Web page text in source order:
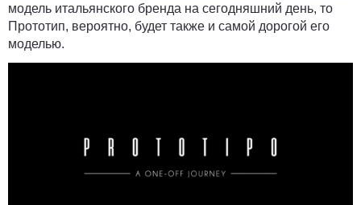
модель итальянского бренда на сегодняшний день, то
Прототип, вероятно, будет также и самой дорогой его
моделью.